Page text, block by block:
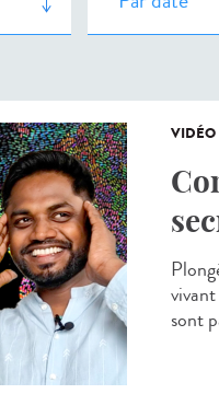
VIDÉO
sont